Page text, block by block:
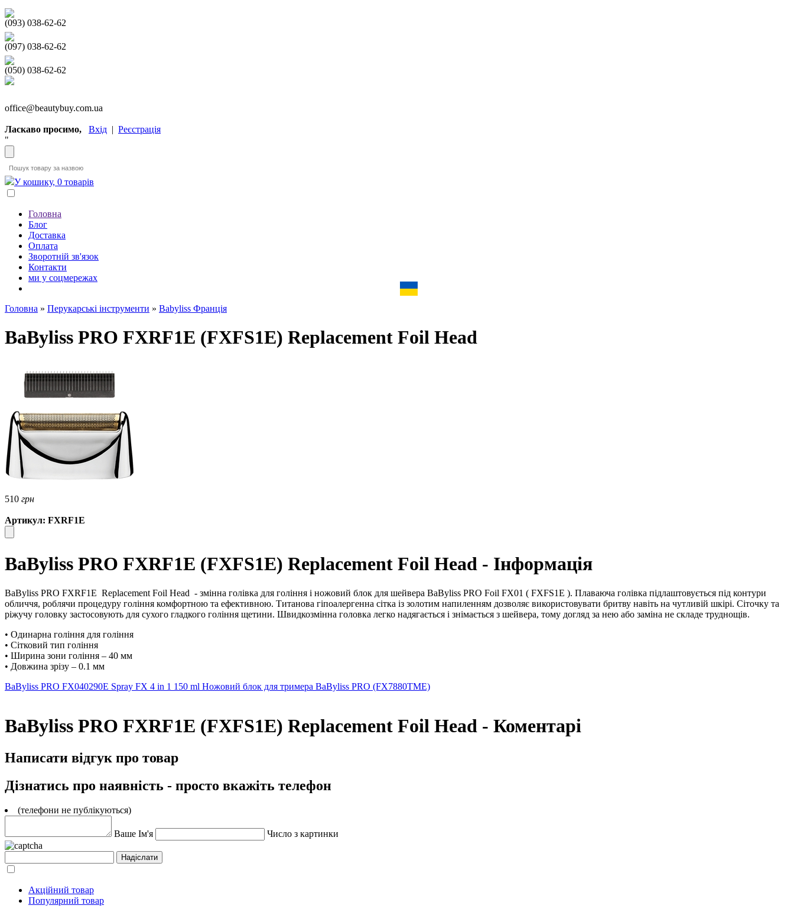
(093) 038-62-62
(097) 038-62-62
(050) 038-62-62
office@beautybuy.com.ua
Ласкаво просимо, Вхід | Реєстрація
"
У кошику, 0 товарів
Головна
Блог
Доставка
Оплата
Зворотній зв'язок
Контакти
ми у соцмережах
Головна » Перукарські інструменти » Babyliss Франція
BaByliss PRO FXRF1E (FXFS1E) Replacement Foil Head
510 грн
Артикул: FXRF1E
BaByliss PRO FXRF1E (FXFS1E) Replacement Foil Head - Інформація
BaByliss PRO FXRF1E Replacement Foil Head - змінна голівка для гоління і ножовий блок для шейвера BaByliss PRO Foil FX01 ( FXFS1E ). Плаваюча голівка підлаштовується під контури
обличчя, роблячи процедуру гоління комфортною та ефективною. Титанова гіпоалергенна сітка із золотим напиленням дозволяє використовувати бритву навіть на чутливій шкірі. Сіточку та
ріжучу головку застосовують для сухого гладкого гоління щетини. Швидкозмінна головка легко надягається і знімається з шейвера, тому догляд за нею або заміна не складе труднощів.
• Одинарна гоління для гоління
• Сітковий тип гоління
• Ширина зони гоління – 40 мм
• Довжина зрізу – 0.1 мм
BaByliss PRO FX040290E Spray FX 4 in 1 150 ml Ножовий блок для тримера BaByliss PRO (FX7880TME)
BaByliss PRO FXRF1E (FXFS1E) Replacement Foil Head - Коментарі
Написати відгук про товар
Дізнатись про наявність - просто вкажіть телефон
(телефони не публікуються)
Ваше Ім'я Число з картинки
Акційний товар
Популярний товар